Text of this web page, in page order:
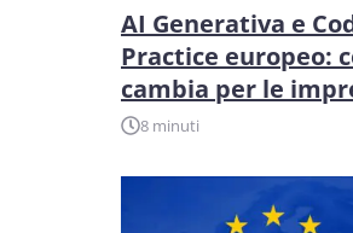
AI Generativa e
Practice europeo:
cambia per le
8 minuti